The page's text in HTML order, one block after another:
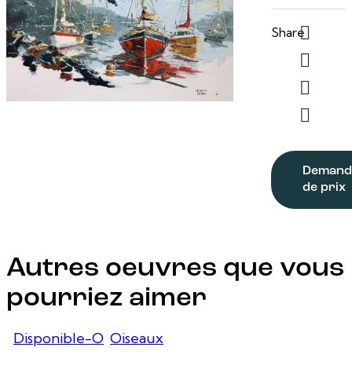
Share
de prix
Autres oeuvres que vous
pourriez aimer
Disponible-O Oiseaux